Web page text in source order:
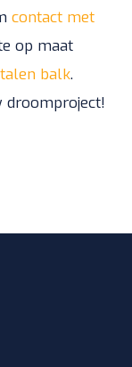
contact met
op maat
balk.
droomproject!